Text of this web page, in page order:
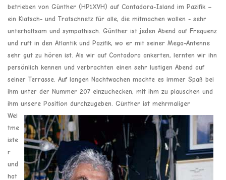
betrieben von Günther (HP1XVH) auf Contadora-Island im Pazifik –
ein Klatsch- und Tratschnetz für alle, die mitmachen wollen - sehr
unterhaltsam und sympathisch. Günther ist jeden Abend auf Frequenz
und ruft in den Atlantik und Pazifik, wo er mit seiner Mega-Antenne
sehr gut zu hören ist. Als wir auf Contadora ankerten, lernten wir ihn
persönlich kennen und verbrachten einen sehr lustigen Abend auf
seiner Terrasse. Auf langen Nachtwachen machte es immer Spaß bei
ihm unter der Nummer 207 einzuchecken, mit ihm zu plauschen und
ihm unsere Position durchzugeben. Günther ist mehrmaliger
Wel
tme
iste
r
und
hat